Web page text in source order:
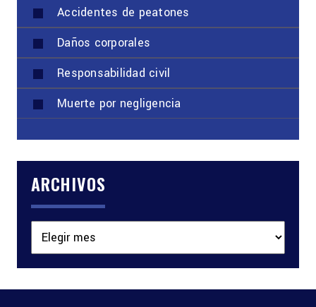
Accidentes de peatones
Daños corporales
Responsabilidad civil
Muerte por negligencia
ARCHIVOS